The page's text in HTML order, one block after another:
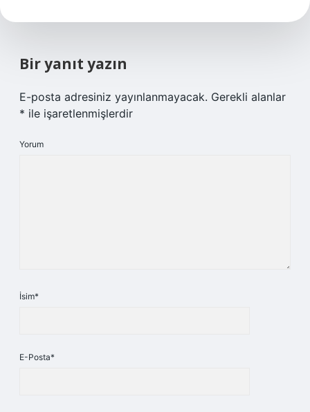
Bir yanıt yazın
E-posta adresiniz yayınlanmayacak. Gerekli alanlar
* ile işaretlenmişlerdir
Yorum
İsim*
E-Posta*